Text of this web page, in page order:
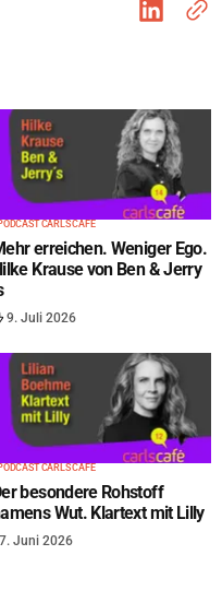
CARLS CAFÉ
erreichen. Weniger Ego.
Krause von Ben & Jerry
9. Juli 2026
CARLS CAFÉ
besondere Rohstoff
Wut. Klartext mit Lilly
Juni 2026